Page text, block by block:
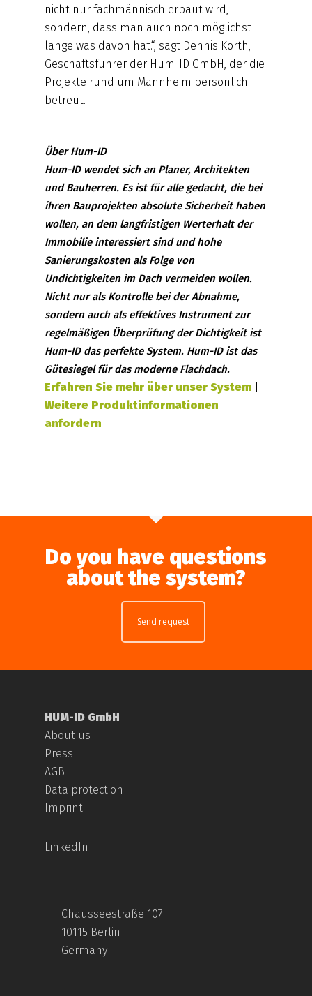
nicht nur fachmännisch erbaut wird,
sondern, dass man auch noch möglichst
lange was davon hat.“, sagt Dennis Korth,
Geschäftsführer der Hum-ID GmbH, der die
Projekte rund um Mannheim persönlich
betreut.
Über Hum-ID
Hum-ID wendet sich an Planer, Architekten
und Bauherren. Es ist für alle gedacht, die bei
ihren Bauprojekten absolute Sicherheit haben
wollen, an dem langfristigen Werterhalt der
Immobilie interessiert sind und hohe
Sanierungskosten als Folge von
Undichtigkeiten im Dach vermeiden wollen.
Nicht nur als Kontrolle bei der Abnahme,
sondern auch als effektives Instrument zur
regelmäßigen Überprüfung der Dichtigkeit ist
Hum-ID das perfekte System. Hum-ID ist das
Gütesiegel für das moderne Flachdach.
Erfahren Sie mehr über unser System
Weitere Produktinformationen
anfordern
Do you have questions
about the system?
Send request
HUM-ID GmbH
About us
Press
AGB
Data protection
Imprint
LinkedIn
Chausseestraße 107
10115 Berlin
Germany